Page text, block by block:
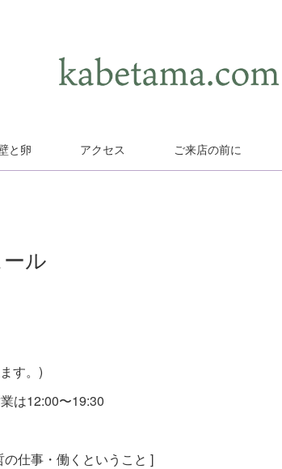
と卵 アクセス ご来店の前に
ル
す。)
は12:00〜19:30
仕事・働くということ ]